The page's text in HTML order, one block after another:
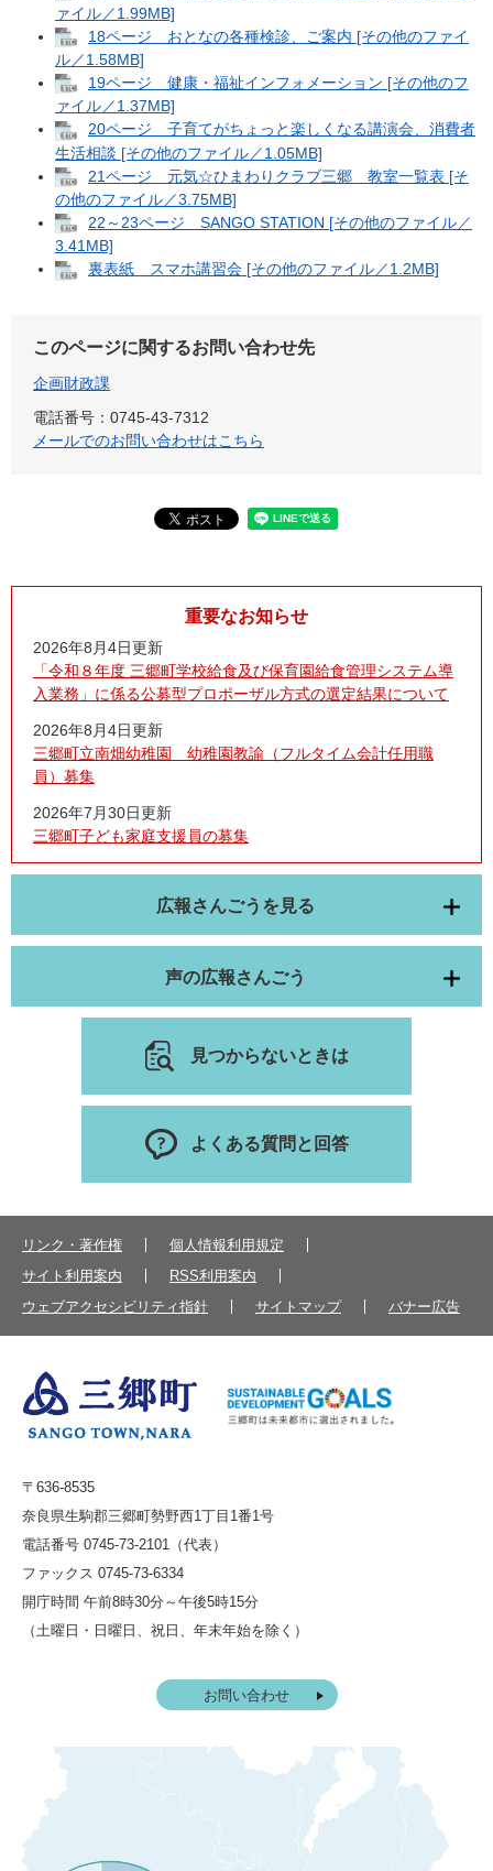
ァイル／1.99MB]
18ページ おとなの各種検診、ご案内 [その他のファイ
ル／1.58MB]
19ページ 健康・福祉インフォメーション [その他のフ
ァイル／1.37MB]
20ページ 子育てがちょっと楽しくなる講演会、消費者
生活相談 [その他のファイル／1.05MB]
21ページ 元気☆ひまわりクラブ三郷 教室一覧表 [そ
の他のファイル／3.75MB]
22～23ページ SANGO STATION [その他のファイル／
3.41MB]
裏表紙 スマホ講習会 [その他のファイル／1.2MB]
このページに関するお問い合わせ先
企画財政課
電話番号：0745-43-7312
メールでのお問い合わせはこちら
重要なお知らせ
2026年8月4日更新
「令和８年度 三郷町学校給食及び保育園給食管理システム導
入業務」に係る公募型プロポーザル方式の選定結果について
2026年8月4日更新
三郷町立南畑幼稚園 幼稚園教諭（フルタイム会計任用職
員）募集
2026年7月30日更新
三郷町子ども家庭支援員の募集
広報さんごうを見る
声の広報さんごう
見つからないときは
よくある質問と回答
リンク・著作権
個人情報利用規定
サイト利用案内
RSS利用案内
ウェブアクセシビリティ指針
サイトマップ バナー広告
〒636-8535
奈良県生駒郡三郷町勢野西1丁目1番1号
電話番号 0745-73-2101（代表）
ファックス 0745-73-6334
開庁時間 午前8時30分～午後5時15分
（土曜日・日曜日、祝日、年末年始を除く）
お問い合わせ